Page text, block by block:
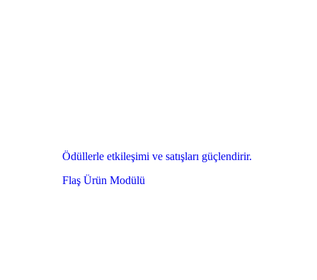
Ödüllerle etkileşimi ve satışları güçlendirir.
Flaş Ürün Modülü